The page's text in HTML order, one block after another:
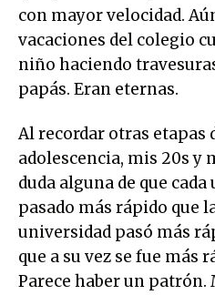
con mayor velocidad.
vacaciones del colegio
niño haciendo
papás. Eran eternas.
Al recordar otras etapas
adolescencia, mis 20s y
duda alguna de que
pasado más rápido que
universidad pasó más
que a su vez se fue más
Parece haber un patrón.